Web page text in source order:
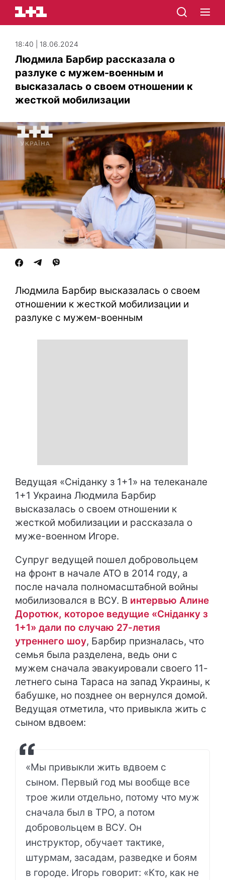
18:40 | 18.06.2024
Людмила Барбир рассказала о
разлуке с мужем-военным и
высказалась о своем отношении к
жесткой мобилизации
Людмила Барбир высказалась о своем
отношении к жесткой мобилизации и
разлуке с мужем-военным
Ведущая «Сніданку з 1+1» на телеканале
1+1 Украина Людмила Барбир
высказалась о своем отношении к
жесткой мобилизации и рассказала о
муже-военном Игоре.
Супруг ведущей пошел добровольцем
на фронт в начале АТО в 2014 году, а
после начала полномасштабной войны
мобилизовался в ВСУ. В интервью Алине
Доротюк, которое ведущие «Сніданку з
1+1» дали по случаю 27-летия
утреннего шоу, Барбир призналась, что
семья была разделена, ведь они с
мужем сначала эвакуировали своего 11-
летнего сына Тараса на запад Украины, к
бабушке, но позднее он вернулся домой.
Ведущая отметила, что привыкла жить с
сыном вдвоем:
«Мы привыкли жить вдвоем с
сыном. Первый год мы вообще все
трое жили отдельно, потому что муж
сначала был в ТРО, а потом
добровольцем в ВСУ. Он
инструктор, обучает тактике,
штурмам, засадам, разведке и боям
в городе. Игорь говорит: «Кто, как не